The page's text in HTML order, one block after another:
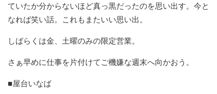
ていたか分からないほど真っ黒だったのを思い出す。今と
なれば笑い話。これもまたいい思い出。
しばらくは金、土曜のみの限定営業。
さぁ早めに仕事を片付けてご機嫌な週末へ向かおう。
■屋台いなば